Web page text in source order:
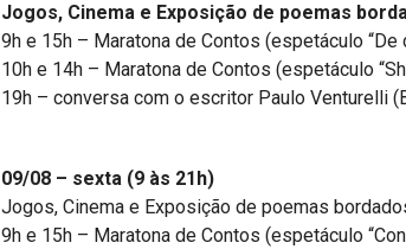
Jogos, Cinema e Exposição de poemas
9h e 15h – Maratona de Contos (espetáculo “De
10h e 14h – Maratona de Contos (espetáculo
19h – conversa com o escritor Paulo Venturelli
09/08 – sexta (9 às 21h)
Jogos, Cinema e Exposição de poemas
9h e 15h – Maratona de Contos (espetáculo